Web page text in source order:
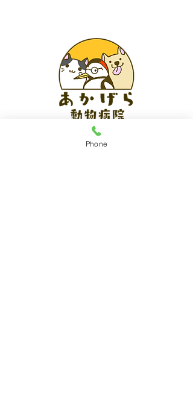
〒056-0017 ​新ひだか町静内御幸町6丁目3-31
Phone